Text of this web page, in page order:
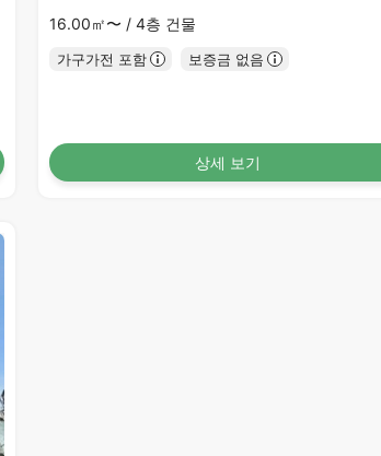
16.00㎡〜 /4층 건물
가구가전 포함 보증금 없음
상세 보기